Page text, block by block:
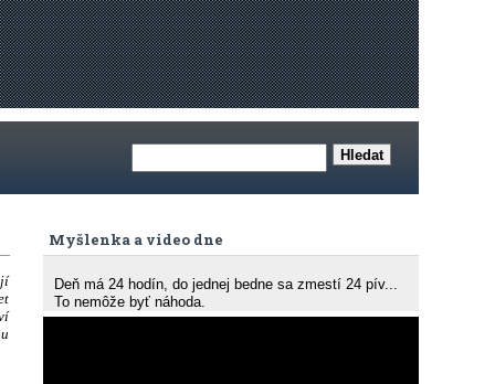
Myšlenka a video dne
Deň má 24 hodín, do jednej bedne sa zmestí 24 pív...
To nemôže byť náhoda.